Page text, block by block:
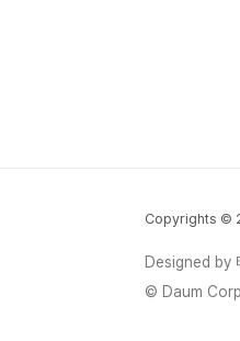
Copyrights ©
Designed by
© Daum